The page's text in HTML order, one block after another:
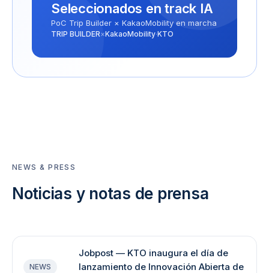
Seleccionados en track IA
PoC Trip Builder × KakaoMobility en marcha
TRIP BUILDER×KakaoMobility·KTO
NEWS & PRESS
Noticias y notas de prensa
NEWS
Jobpost — KTO inaugura el día de
lanzamiento de Innovación Abierta de